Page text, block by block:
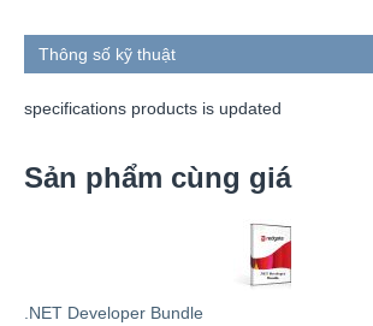
Thông số kỹ thuật
specifications products is updated
Sản phẩm cùng giá
.NET Developer Bundle